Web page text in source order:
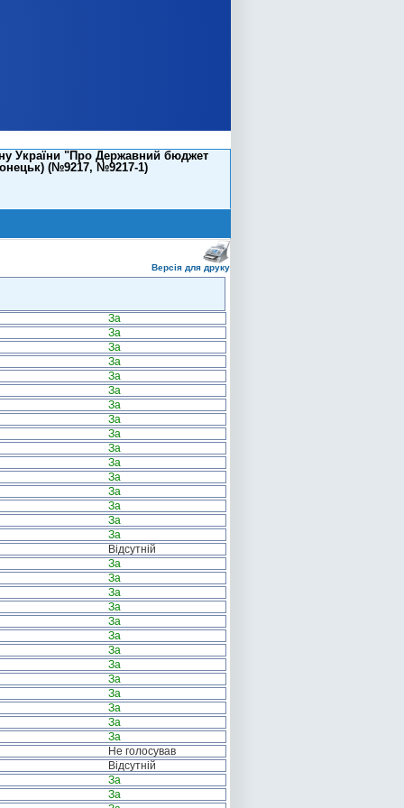
України "Про Державний бюджет
(№9217, №9217-1)
Версія для друку
За
За
За
За
За
За
За
За
За
За
За
За
За
За
За
За
Відсутній
За
За
За
За
За
За
За
За
За
За
За
За
За
Не голосував
Відсутній
За
За